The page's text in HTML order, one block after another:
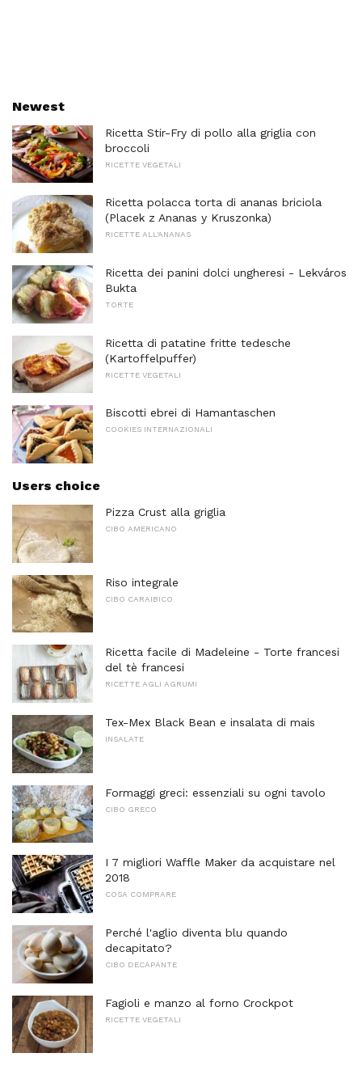
Newest
Ricetta Stir-Fry di pollo alla griglia con
broccoli
RICETTE VEGETALI
Ricetta polacca torta di ananas briciola
(Placek z Ananas y Kruszonka)
RICETTE ALL'ANANAS
Ricetta dei panini dolci ungheresi - Lekváros
Bukta
TORTE
Ricetta di patatine fritte tedesche
(Kartoffelpuffer)
RICETTE VEGETALI
Biscotti ebrei di Hamantaschen
COOKIES INTERNAZIONALI
Users choice
Pizza Crust alla griglia
CIBO AMERICANO
Riso integrale
CIBO CARAIBICO
Ricetta facile di Madeleine - Torte francesi
del tè francesi
RICETTE AGLI AGRUMI
Tex-Mex Black Bean e insalata di mais
INSALATE
Formaggi greci: essenziali su ogni tavolo
CIBO GRECO
I 7 migliori Waffle Maker da acquistare nel
2018
COSA COMPRARE
Perché l'aglio diventa blu quando
decapitato?
CIBO DECAPANTE
Fagioli e manzo al forno Crockpot
RICETTE VEGETALI